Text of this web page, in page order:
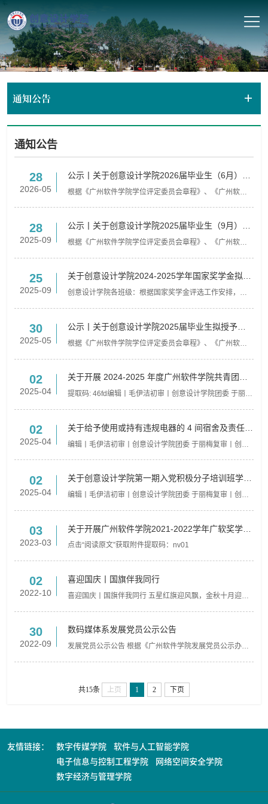
通知公告
通知公告
28
2026-05
公示丨关于创意设计学院2026届毕业生（6月）拟
授予学士学位名单的公示
根据《广州软件学院学位评定委员会章程》、《广州软件
28
2025-09
公示丨关于创意设计学院2025届毕业生（9月）拟
授予学士学位名单的公示
根据《广州软件学院学位评定委员会章程》、《广州软件
25
2025-09
关于创意设计学院2024-2025学年国家奖学金拟推
荐名单的公示
创意设计学院各班级：根据国家奖学金评选工作安排，经
30
2025-05
公示丨关于创意设计学院2025届毕业生拟授予学
士学位名单的公示
根据《广州软件学院学位评定委员会章程》、《广州软件
02
2025-04
关于开展 2024-2025 年度广州软件学院共青团系
统评优工作的通知
提取码: 46fd编辑丨毛伊洁初审丨创意设计学院团委 于丽梅
02
2025-04
关于给予使用或持有违规电器的 4 间宿舍及责任人
批评的通报
编辑丨毛伊洁初审丨创意设计学院团委 于丽梅复审丨创意
02
2025-04
关于创意设计学院第一期入党积极分子培训班学员
名单的公示
编辑丨毛伊洁初审丨创意设计学院团委 于丽梅复审丨创意
03
2023-03
关于开展广州软件学院2021-2022学年广软奖学金
评选活动的通知
点击“阅读原文”获取附件提取码：nv01
02
2022-10
喜迎国庆丨国旗伴我同行
喜迎国庆丨国旗伴我同行 五星红旗迎风飘，金秋十月迎国
30
2022-09
数码媒体系发展党员公示公告
发展党员公示公告 根据《广州软件学院发展党员公示办
共15条 上页 1 2 下页
友情链接： 数字传媒学院
软件与人工智能学院
电子信息与控制工程学院
网络空间安全学院
数字经济与管理学院